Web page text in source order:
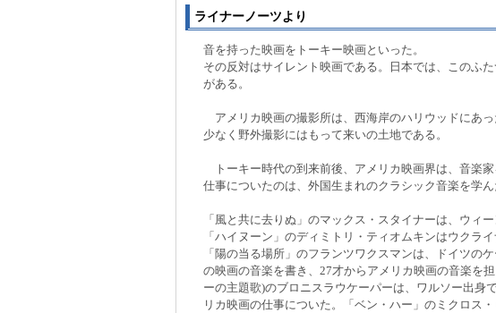
ライナーノーツより
音を持った映画をトーキー映画といった。
その反対はサイレント映画である。日本では、このふ
がある。
アメリカ映画の撮影所は、西海岸のハリウッドにあ
少なく野外撮影にはもって来いの土地である。
トーキー時代の到来前後、アメリカ映画界は、音楽
仕事についたのは、外国生まれのクラシック音楽を学ん
「風と共に去りぬ」のマックス・スタイナーは、ウィ
「ハイヌーン」のディミトリ・ティオムキンはウクラ
「陽の当る場所」のフランツワクスマンは、ドイツの
の映画の音楽を書き、27才からアメリカ映画の音楽を
ーの主題歌)のブロニスラウケーパーは、ワルソー出身
リカ映画の仕事についた。「ベン・ハー」のミクロス